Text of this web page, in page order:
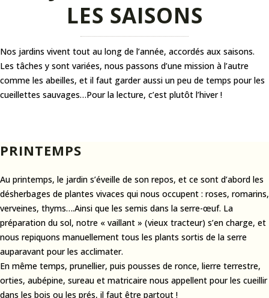
LES SAISONS
Nos jardins vivent tout au long de l’année, accordés aux saisons.
Les tâches y sont variées, nous passons d’une mission à l’autre
comme les abeilles, et il faut garder aussi un peu de temps pour les
cueillettes sauvages…Pour la lecture, c’est plutôt l’hiver !
PRINTEMPS
Au printemps, le jardin s’éveille de son repos, et ce sont d’abord les
désherbages de plantes vivaces qui nous occupent : roses, romarins,
verveines, thyms….Ainsi que les semis dans la serre-œuf. La
préparation du sol, notre « vaillant » (vieux tracteur) s’en charge, et
nous repiquons manuellement tous les plants sortis de la serre
auparavant pour les acclimater.
En même temps, prunellier, puis pousses de ronce, lierre terrestre,
orties, aubépine, sureau et matricaire nous appellent pour les cueillir
dans les bois ou les prés, il faut être partout !